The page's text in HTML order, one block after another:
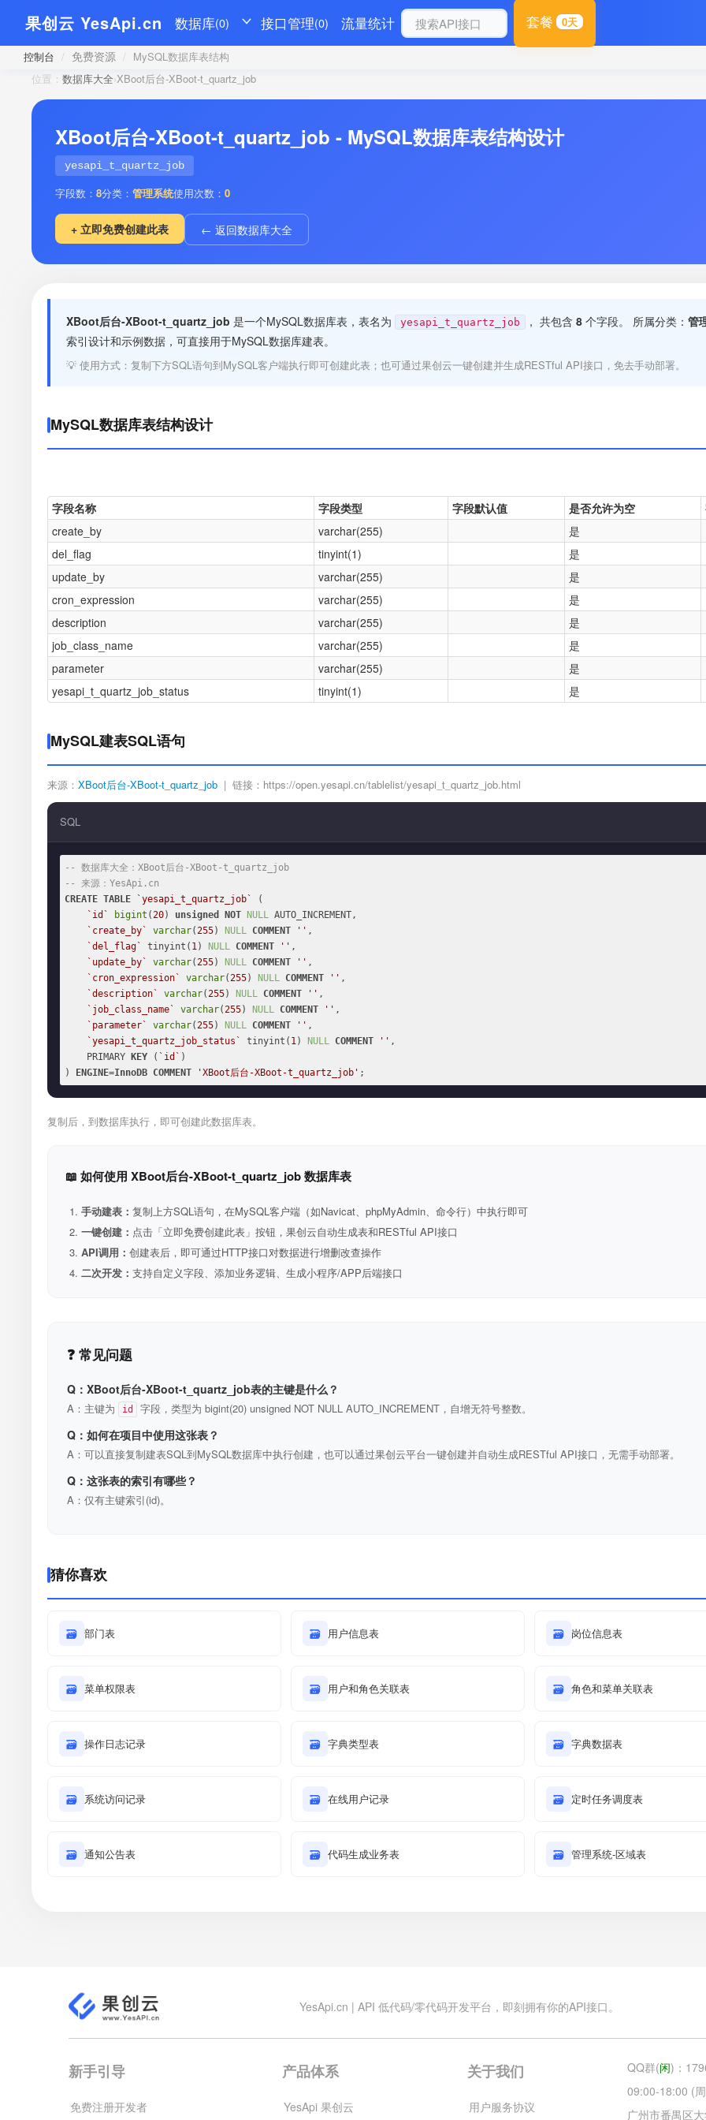
果创云 YesApi.cn 数据库(0) 接口管理(0) 流量统计 套餐 0天
控制台 / 免费资源 / MySQL数据库表结构
位置： 数据库大全›XBoot后台-XBoot-t_quartz_job
XBoot后台-XBoot-t_quartz_job - MySQL数据库表结构设计
yesapi_t_quartz_job
字段数： 8分类： 管理系统使用次数： 0
+ 立即免费创建此表 ← 返回数据库大全
XBoot后台-XBoot-t_quartz_job 是一个MySQL数据库表，表名为 yesapi_t_quartz_job ， 共包含 8 个字段。 所属分类： 管
索引设计和示例数据，可直接用于MySQL数据库建表。
💡 使用方式：复制下方SQL语句到MySQL客户端执行即可创建此表；也可通过果创云一键创建并生成RESTful API接口，免去手动部署。
MySQL数据库表结构设计
字段名称 字段类型 字段默认值 是否允许为空
create_by
varchar(255)
是
del_flag
tinyint(1)
是
update_by
varchar(255)
是
cron_expression
varchar(255)
是
description
varchar(255)
是
job_class_name
varchar(255)
是
parameter
varchar(255)
是
yesapi_t_quartz_job_status
tinyint(1) 是
MySQL建表SQL语句
来源： XBoot后台-XBoot-t_quartz_job | 链接：https://open.yesapi.cn/tablelist/yesapi_t_quartz_job.html
SQL
-- 数据库大全：XBoot后台-XBoot-t_quartz_job
-- 来源：YesApi.cn
CREATE TABLE `yesapi_t_quartz_job`
(
`id`
bigint (20) unsigned NOT NULL AUTO_INCREMENT,
`create_by`
varchar(255) NULL COMMENT '' ,
`del_flag`
tinyint( 1) NULL COMMENT '' ,
`update_by`
varchar(255) NULL COMMENT '' ,
`cron_expression`
varchar(255) NULL COMMENT '' ,
`description`
varchar(255) NULL COMMENT '' ,
`job_class_name`
varchar(255) NULL COMMENT '' ,
`parameter`
varchar(255) NULL COMMENT '' ,
`yesapi_t_quartz_job_status`
tinyint( 1) NULL COMMENT '' ,
    PRIMARY
KEY ( `id` )
)
ENGINE=InnoDB COMMENT 'XBoot后台-XBoot-t_quartz_job' ;
复制后，到数据库执行，即可创建此数据库表。
📖 如何使用 XBoot后台-XBoot-t_quartz_job 数据库表
手动建表： 复制上方SQL语句，在MySQL客户端（如Navicat、phpMyAdmin、命令行）中执行即可
一键创建： 点击「立即免费创建此表」按钮，果创云自动生成表和RESTful API接口
API调用： 创建表后，即可通过HTTP接口对数据进行增删改查操作
二次开发： 支持自定义字段、添加业务逻辑、生成小程序/APP后端接口
❓ 常见问题
Q：XBoot后台-XBoot-t_quartz_job表的主键是什么？
A：主键为 id 字段，类型为 bigint(20) unsigned NOT NULL AUTO_INCREMENT，自增无符号整数。
Q：如何在项目中使用这张表？
A：可以直接复制建表SQL到MySQL数据库中执行创建，也可以通过果创云平台一键创建并自动生成RESTful API接口，无需手动部署。
Q：这张表的索引有哪些？
A：仅有主键索引(id)。
猜你喜欢
🗃 部门表 🗃 用户信息表 🗃 岗位信息表
🗃 菜单权限表 🗃 用户和角色关联表 🗃 角色和菜单关联表
🗃 操作日志记录 🗃 字典类型表 🗃 字典数据表
🗃 系统访问记录 🗃 在线用户记录 🗃 定时任务调度表
🗃 通知公告表 🗃 代码生成业务表 🗃 管理系统-区域表
YesApi.cn | API 低代码/零代码开发平台，即刻拥有你的API接口。
新手引导
免费注册开发者
产品体系
YesApi 果创云
关于我们
用户服务协议
QQ群(闲)：
09:00-18:00 (
广州市番禺区